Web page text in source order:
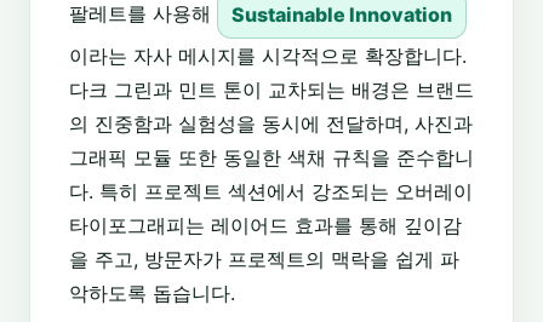
팔레트를 사용해
Sustainable Innovation
이라는 자사 메시지를 시각적으로 확장합니다.
다크 그린과 민트 톤이 교차되는 배경은 브랜드
의 진중함과 실험성을 동시에 전달하며, 사진과
그래픽 모듈 또한 동일한 색채 규칙을 준수합니
다. 특히 프로젝트 섹션에서 강조되는 오버레이
타이포그래피는 레이어드 효과를 통해 깊이감
을 주고, 방문자가 프로젝트의 맥락을 쉽게 파
악하도록 돕습니다.